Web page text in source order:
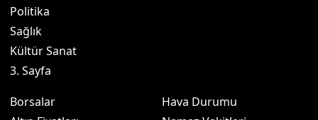
Politika
Sağlık
Kültür Sanat
3. Sayfa
Borsalar
Hava Durumu